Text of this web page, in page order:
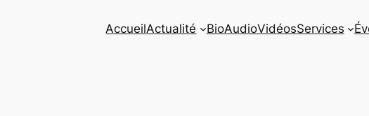
AccueilActualité BioAudioVidéosServices